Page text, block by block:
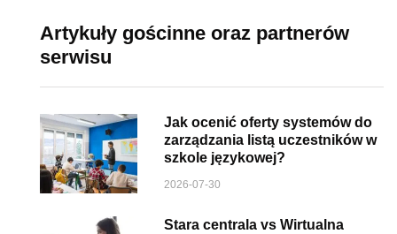
Artykuły gościnne oraz partnerów
serwisu
Jak ocenić oferty systemów do
zarządzania listą uczestników w
szkole językowej?
2026-07-30
Stara centrala vs Wirtualna